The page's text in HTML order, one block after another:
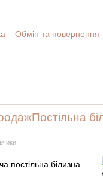
Обмін та повернення
Постільна
постільна білизна